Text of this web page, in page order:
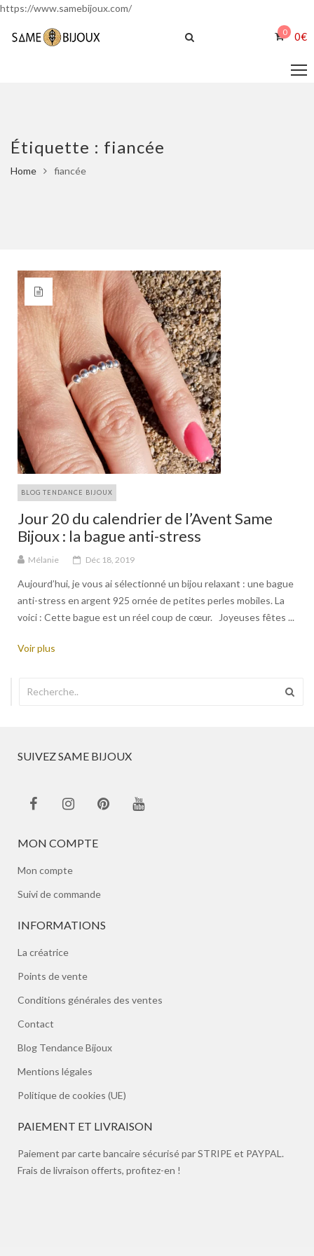
https://www.samebijoux.com/
0 0€
Étiquette : fiancée
Home fiancée
BLOG TENDANCE BIJOUX
Jour 20 du calendrier de l’Avent Same
Bijoux : la bague anti-stress
Mélanie Déc 18, 2019
Aujourd’hui, je vous ai sélectionné un bijou relaxant : une bague
anti-stress en argent 925 ornée de petites perles mobiles. La
voici : Cette bague est un réel coup de cœur. Joyeuses fêtes ...
Voir plus
SUIVEZ SAME BIJOUX
MON COMPTE
Mon compte
Suivi de commande
INFORMATIONS
La créatrice
Points de vente
Conditions générales des ventes
Contact
Blog Tendance Bijoux
Mentions légales
Politique de cookies (UE)
PAIEMENT ET LIVRAISON
Paiement par carte bancaire sécurisé par STRIPE et PAYPAL.
Frais de livraison offerts, profitez-en !